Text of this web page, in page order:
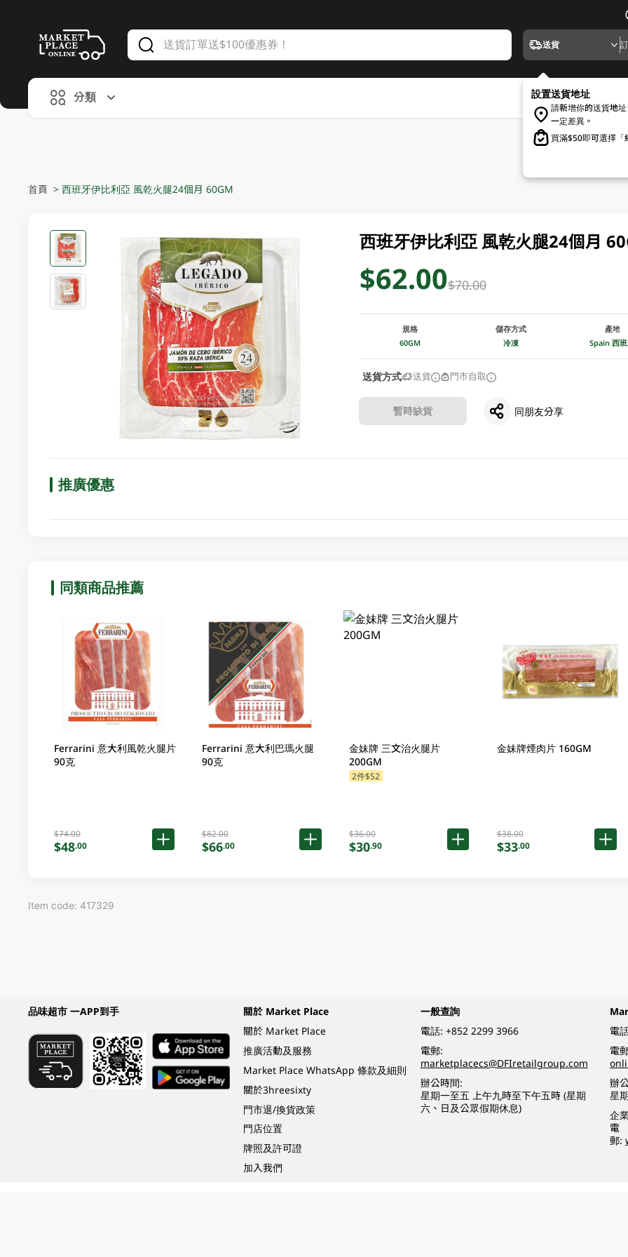
alid Until 30 June 2026
送貨
設置送貨地址
請新增你的送貨地
一定差異。
買滿$50即可選擇「
分類
首頁 > 西班牙伊比利亞 風乾火腿24個月 60GM
西班牙伊比利亞 風乾火腿24個月
$62.00$70.00
規格
60GM
儲存方式
冷凍
產地
Spain 西
送貨方式 送貨 門市自取
暫時缺貨 同朋友分享
推廣優惠
同類商品推薦
Ferrarini 意大利風乾火腿片
90克
$74.00
$48.00
Ferrarini 意大利巴瑪火腿
90克
$82.00
$66.00
金妹牌 三文治火腿片
200GM
2件$52
$36.00
$30.90
金妹牌煙肉片 160GM
$38.00
$33.00
Item code: 417329
品味超市 一APP到手
關於 Market Place
關於 Market Place
推廣活動及服務
Market Place WhatsApp 條款及細則
關於3hreesixty
門市退/換貨政策
門店位置
牌照及許可證
加入我們
一般查詢
電話: +852 2299 3966
電郵:
marketplacecs@DFIretailgroup.com
辦公時間:
星期一至五 上午九時至下午五時 (星期
六、日及公眾假期休息)
電
電
辦
星
企
電
郵: